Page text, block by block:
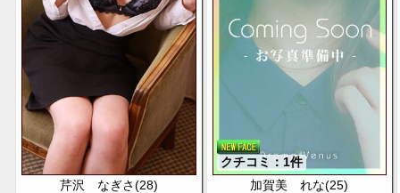
芹沢 なぎさ(28)
クチコミ：1件
加賀美 れな(25)